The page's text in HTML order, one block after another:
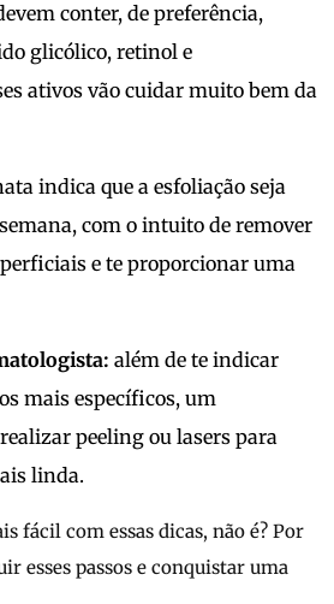
conter, de preferência,
glicólico, retinol e
ativos vão cuidar muito bem da
indica que a esfoliação seja
com o intuito de remover
e te proporcionar uma
além de te indicar
mais específicos, um
peeling ou lasers para
linda.
fácil com essas dicas, não é? Por
esses passos e conquistar uma